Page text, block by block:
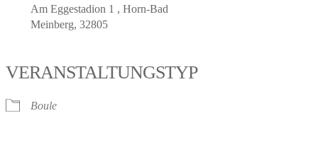
Am Eggestadion 1 , Horn-Bad
Meinberg, 32805
VERANSTALTUNGSTYP
Boule